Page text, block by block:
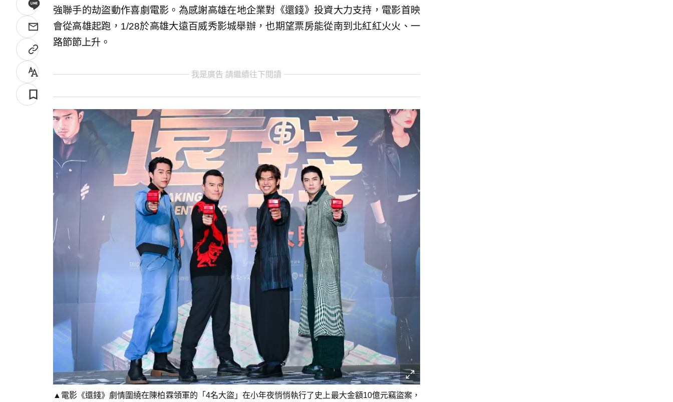
強聯手的劫盜動作喜劇電影。為感謝高雄在地企業對《還錢》投資大力支持，電影首映
會從高雄起跑，1/28於高雄大遠百威秀影城舉辦，也期望票房能從南到北紅紅火火、一
路節節上升。
我是廣告 請繼續往下閱讀
▲電影《還錢》劇情圍繞在陳柏霖領軍的「4名大盜」在小年夜悄悄執行了史上最大金額10億元竊盜案，